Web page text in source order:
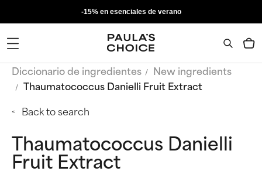
-15% en esenciales de verano
Diccionario de ingredientes
New ingredients
Thaumatococcus Danielli Fruit Extract
Back to search
Thaumatococcus Danielli
Fruit Extract